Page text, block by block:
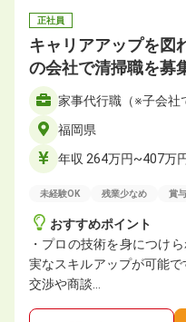
正社員
キャリアアップを
の会社で清掃職を募
家事代行職（※子会社
福岡県
年収 264万円~407万
未経験OK 残業少なめ 賞
おすすめポイント
・プロの技術を身につけ
実なスキルアップが可能で
交渉や商談…